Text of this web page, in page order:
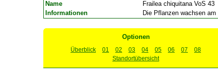
Name
Frailea chiquitana VoS 43
Informationen
Die Pflanzen wachsen
Optionen
Überblick 01 02 03 04 05 06 07
08
Standortübersicht